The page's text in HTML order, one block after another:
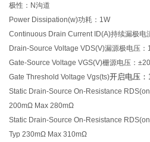
极性：N沟道
Power Dissipation(w)功耗：1W
Continuous Drain Current ID(A)持续漏极电
Drain-Source Voltage VDS(V)漏源极电压：
Gate-Source Voltage VGS(V)栅源电压：
Gate Threshold Voltage Vgs(ts)开启电压
Static Drain-Source On-Resistance
200mΩ Max 280mΩ
Static Drain-Source On-Resistance
Typ 230mΩ Max 310mΩ